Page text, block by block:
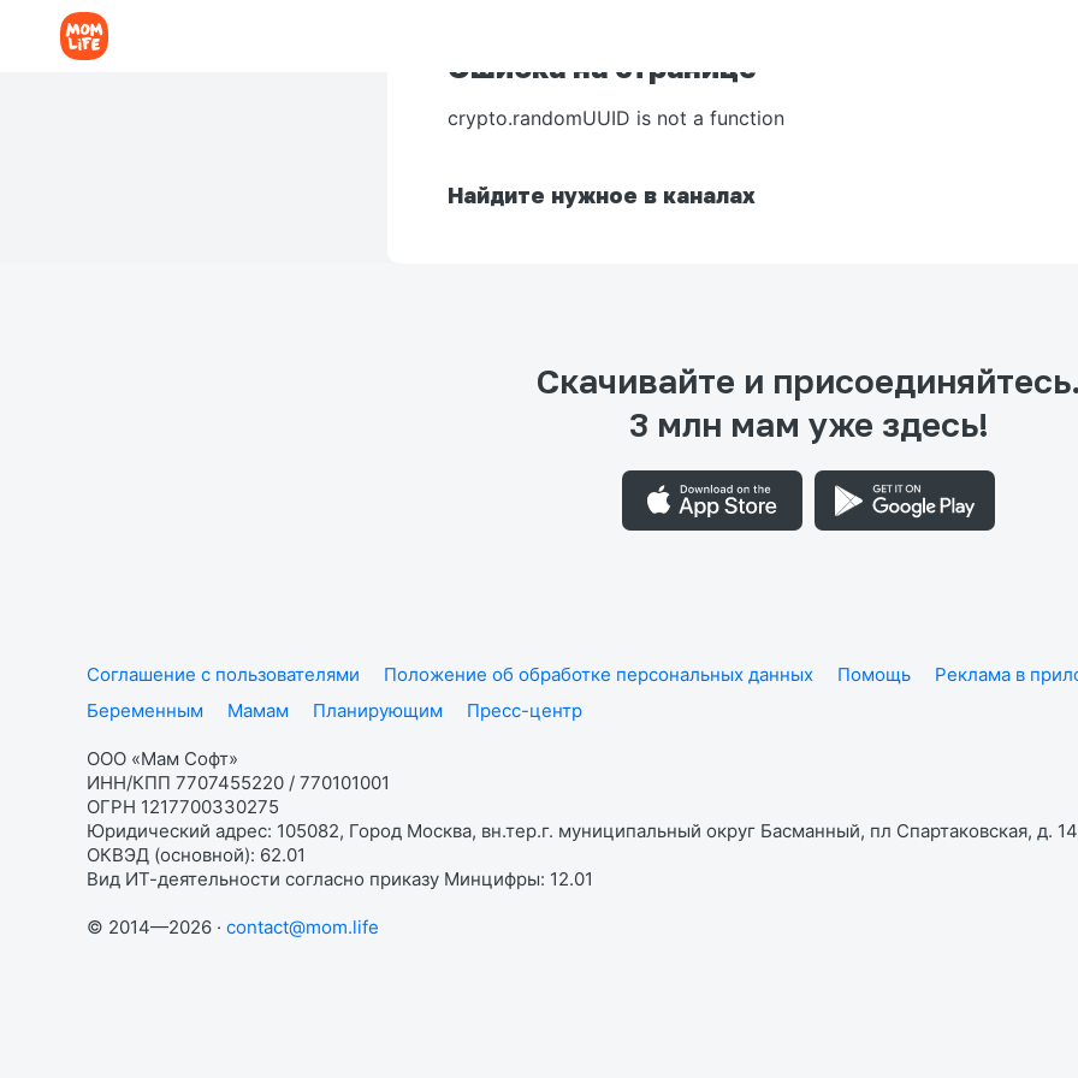
Ошибка на странице
crypto.randomUUID is not a function
Найдите нужное в каналах
Скачивайте и присоединяйтесь.
3 млн мам уже здесь!
Соглашение с пользователями Положение об обработке персональных данных Помощь Реклама в
Беременным
Мамам Планирующим Пресс-центр
ООО «Мам Софт»
ИНН/КПП 7707455220 / 770101001
ОГРН 1217700330275
Юридический адрес: 105082, Город Москва, вн.тер.г. муниципальный округ Басманный, пл Спартаковская, д.
ОКВЭД (основной): 62.01
Вид ИТ-деятельности согласно приказу Минцифры: 12.01
© 2014—2026 · contact@mom.life